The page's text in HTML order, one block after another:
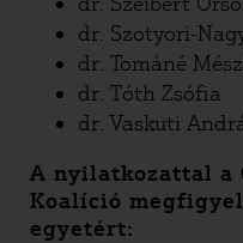
dr. Szotyori-
dr. Tománé
dr. Tóth Zsófia
dr. Vaskuti
A nyilatkozattal a
Koalíció
egyetért: